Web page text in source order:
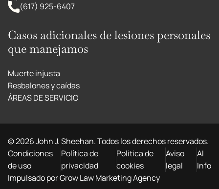
(617) 925-6407
Casos adicionales de lesiones personales
que manejamos
Muerte injusta
Resbalones y caídas
ÁREAS DE SERVICIO
©2026John J. Sheehan. Todos los derechos reservados.
Condiciones
de uso
Política de
privacidad
Política de
cookies
Aviso
legal
AI
Info
Impulsado por Grow Law Marketing Agency